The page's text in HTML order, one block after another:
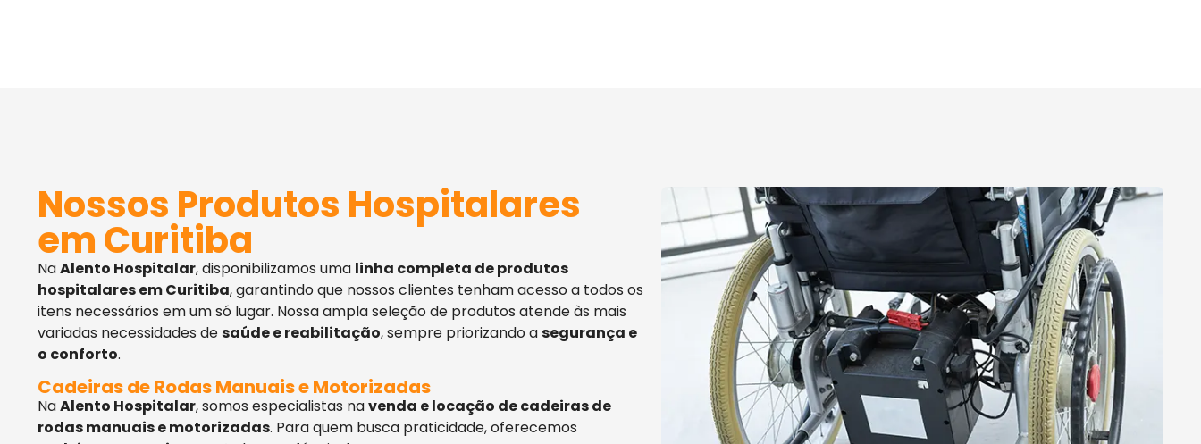
Nossos Produtos Hospitalares
em Curitiba
NaAlento Hospitalar, disponibilizamos uma linha completa de produtos
hospitalares em Curitiba, garantindo que nossos clientes tenham acesso a todos os
itens necessários em um só lugar. Nossa ampla seleção de produtos atende às mais
variadas necessidades desaúde e reabilitação, sempre priorizando asegurança e
o conforto.
Cadeiras de Rodas Manuais e Motorizadas
NaAlento Hospitalar, somos especialistas navenda e locação de cadeiras de
rodas manuais e motorizadas. Para quem busca praticidade, oferecemos